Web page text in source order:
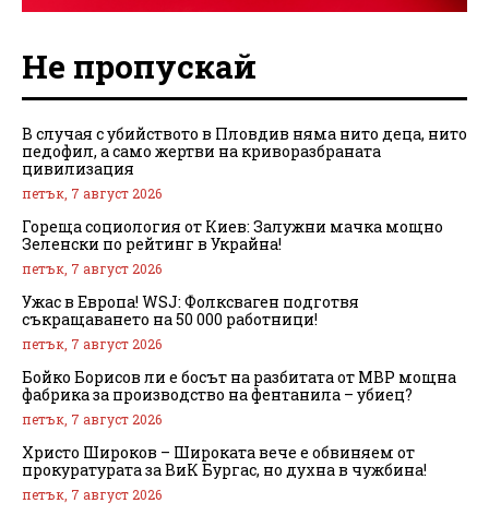
Не пропускай
В случая с убийството в Пловдив няма нито деца, нито
педофил, а само жертви на криворазбраната
цивилизация
петък, 7 август 2026
Гореща социология от Киев: Залужни мачка мощно
Зеленски по рейтинг в Украйна!
петък, 7 август 2026
Ужас в Европа! WSJ: Фолксваген подготвя
съкращаването на 50 000 работници!
петък, 7 август 2026
Бойко Борисов ли е босът на разбитата от МВР мощна
фабрика за производство на фентанила – убиец?
петък, 7 август 2026
Христо Широков – Широката вече е обвиняем от
прокуратурата за ВиК Бургас, но духна в чужбина!
петък, 7 август 2026